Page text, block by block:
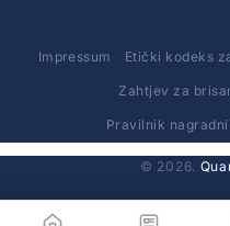
Impressum Etički kodeks
Zahtjev za
Pravilnik
© 2026.